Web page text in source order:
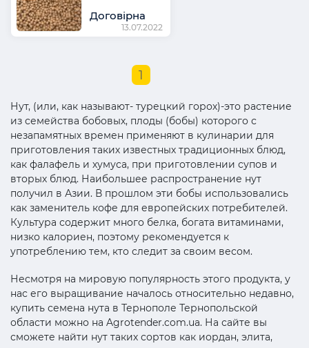
Договірна
13.07.2022
1
Нут, (или, как называют- турецкий горох)-это растение
из семейства бобовых, плоды (бобы) которого с
незапамятных времен применяют в кулинарии для
приготовления таких известных традиционных блюд,
как фалафель и хумуса, при приготовлении супов и
вторых блюд. Наибольшее распространение нут
получил в Азии. В прошлом эти бобы использовались
как заменитель кофе для европейских потребителей.
Культура содержит много белка, богата витаминами,
низко калориен, поэтому рекомендуется к
употреблению тем, кто следит за своим весом.
Несмотря на мировую популярность этого продукта, у
нас его выращивание началось относительно недавно,
купить семена нута в Тернополе Тернопольской
области можно на Agrotender.com.ua. На сайте вы
сможете найти нут таких сортов как иордан, элита,